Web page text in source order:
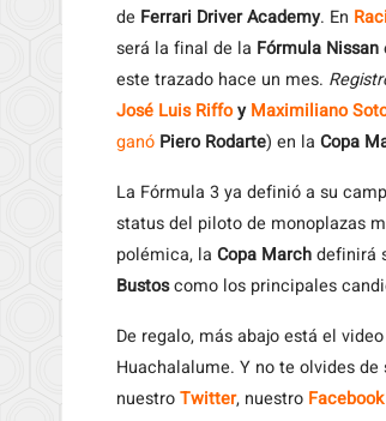
de Ferrari Driver Academy. En
será la final de la Fórmula Nissan
este trazado hace un mes.
José Luis RiffoyMaximiliano
ganó Piero Rodarte) en la Copa
La Fórmula 3 ya definió a su
status del piloto de monoplazas
polémica, la Copa Marchdefinirá
Bustoscomo los principales
De regalo, más abajo está el
Huachalalume. Y no te olvides
nuestroTwitter, nuestro Facebook